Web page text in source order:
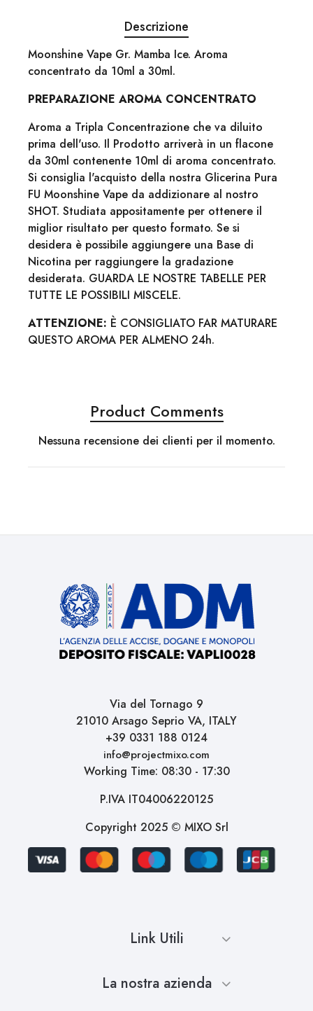
Descrizione
Moonshine Vape Gr. Mamba Ice. Aroma
concentrato da 10ml a 30ml.
PREPARAZIONE AROMA CONCENTRATO
Aroma a Tripla Concentrazione che va diluito
prima dell'uso. Il Prodotto arriverà in un flacone
da 30ml contenente 10ml di aroma concentrato.
Si consiglia l'acquisto della nostra Glicerina Pura
FU Moonshine Vape da addizionare al nostro
SHOT. Studiata appositamente per ottenere il
miglior risultato per questo formato. Se si
desidera è possibile aggiungere una Base di
Nicotina per raggiungere la gradazione
desiderata. GUARDA LE NOSTRE TABELLE PER
TUTTE LE POSSIBILI MISCELE.
ATTENZIONE: È CONSIGLIATO FAR MATURARE
QUESTO AROMA PER ALMENO 24h.
Product Comments
Nessuna recensione dei clienti per il momento.
Via del Tornago 9
21010 Arsago Seprio VA, ITALY
+39 0331 188 0124
info@projectmixo.com
Working Time: 08:30 - 17:30
P.IVA IT04006220125
Copyright 2025 © MIXO Srl
Link Utili
La nostra azienda